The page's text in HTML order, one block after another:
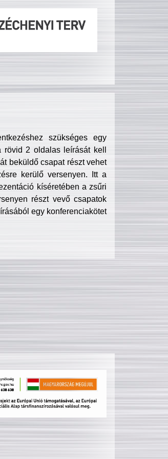
szükséges egy
2 oldalas leírását kell
beküldő csapat részt vehet
kerülő versenyen. Itt a
kíséretében a zsűri
részt vevő csapatok
egy konferenciakötet